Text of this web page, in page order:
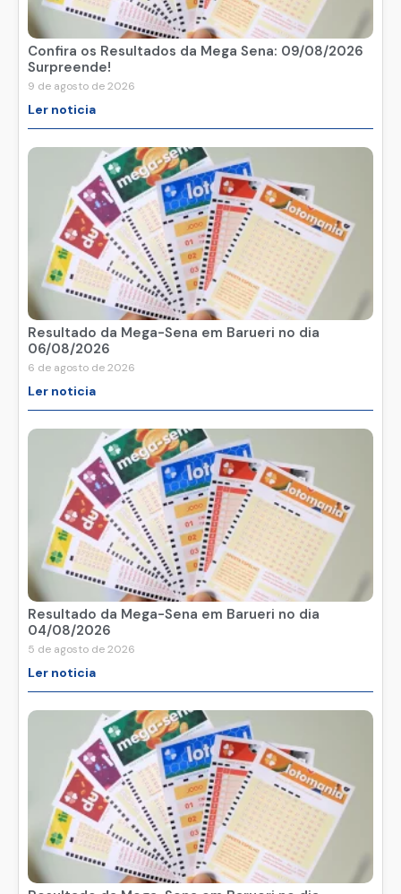
Confira os Resultados da Mega Sena: 09/08/2026
Surpreende!
9 de agosto de 2026
Ler noticia
Resultado da Mega-Sena em Barueri no dia
06/08/2026
6 de agosto de 2026
Ler noticia
Resultado da Mega-Sena em Barueri no dia
04/08/2026
5 de agosto de 2026
Ler noticia